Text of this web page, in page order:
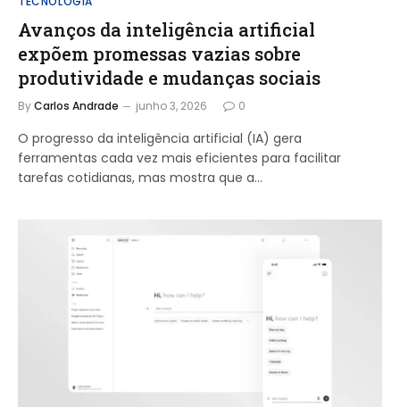
Avanços da inteligência artificial
expõem promessas vazias sobre
produtividade e mudanças sociais
ByCarlos Andrade junho 3, 2026 0
O progresso da inteligência artificial (IA) gera
ferramentas cada vez mais eficientes para facilitar
tarefas cotidianas, mas mostra que a…